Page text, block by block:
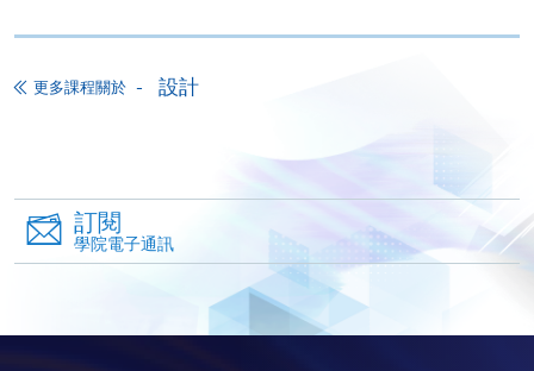
更多課程關於 設計
訂閱
學院電子通訊